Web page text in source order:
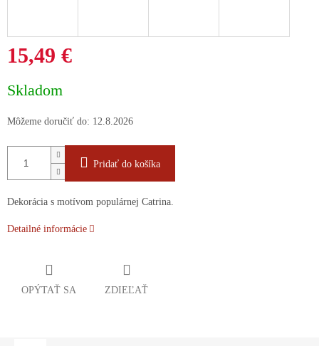
15,49 €
cena:
Skladom
Môžeme doručiť do: 12.8.2026
Pridať do košíka
Dekorácia s motívom populárnej Catrina.
Detailné informácie
OPÝTAŤ SA ZDIEĽAŤ